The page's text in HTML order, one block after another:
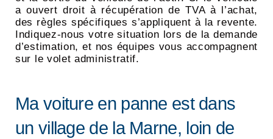
a ouvert droit à récupération de TVA à l’achat,
des règles spécifiques s’appliquent à la revente.
Indiquez-nous votre situation lors de la demande
d’estimation, et nos équipes vous accompagnent
sur le volet administratif.
Ma voiture en panne est dans
un village de la Marne, loin de